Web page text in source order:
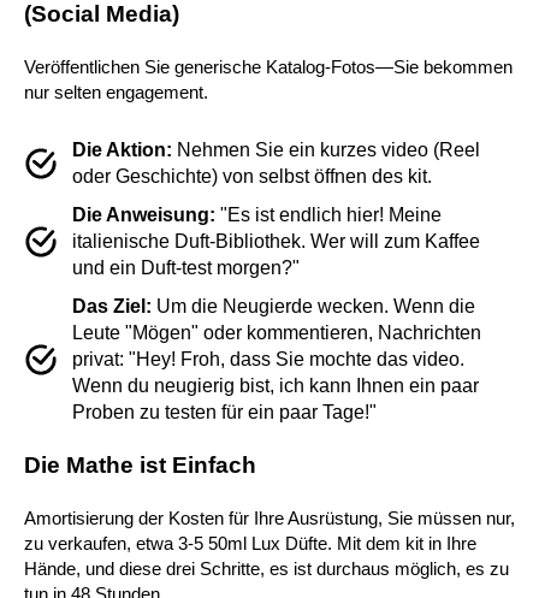
(Social Media)
Veröffentlichen Sie generische Katalog-Fotos—Sie bekommen
nur selten engagement.
Die Aktion: Nehmen Sie ein kurzes video (Reel
oder Geschichte) von selbst öffnen des kit.
Die Anweisung: "Es ist endlich hier! Meine
italienische Duft-Bibliothek. Wer will zum Kaffee
und ein Duft-test morgen?"
Das Ziel: Um die Neugierde wecken. Wenn die
Leute "Mögen" oder kommentieren, Nachrichten
privat: "Hey! Froh, dass Sie mochte das video.
Wenn du neugierig bist, ich kann Ihnen ein paar
Proben zu testen für ein paar Tage!"
Die Mathe ist Einfach
Amortisierung der Kosten für Ihre Ausrüstung, Sie müssen nur,
zu verkaufen, etwa 3-5 50ml Lux Düfte. Mit dem kit in Ihre
Hände, und diese drei Schritte, es ist durchaus möglich, es zu
tun in 48 Stunden.